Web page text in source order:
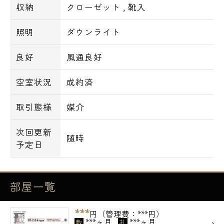
収納 クローゼット , 靴入
照明 ダウンライト
良好 風通良好
空室状況 成約済
取引態様 媒介
次回更新
予定日
随時
部屋一覧
***円（管理費：***円）